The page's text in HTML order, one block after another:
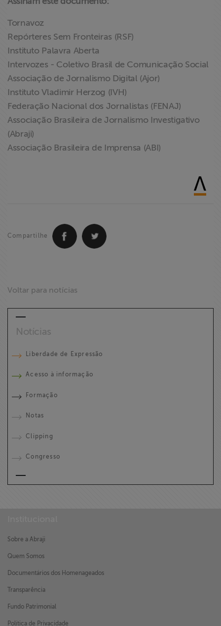
Tornavoz
Repórteres Sem Fronteiras (RSF)
Instituto Palavra Aberta
Intervozes - Coletivo Brasil de Comunicação Social
Associação de Jornalismo Digital (Ajor)
Instituto Vladimir Herzog (IVH)
Federação Nacional dos Jornalistas (FENAJ)
Associação Brasileira de Jornalismo Investigativo
(Abraji)
Associação Brasileira de Imprensa (ABI)
Compartilhe
Voltar para notícias
Notícias
Liberdade de Expressão
Acesso à informação
Formação
Notas
Clipping
Congresso
Sobre a Abraji
Quem Somos
Documentários dos Homenageados
Transparência
Fundo Patrimonial
Política de Privacidade